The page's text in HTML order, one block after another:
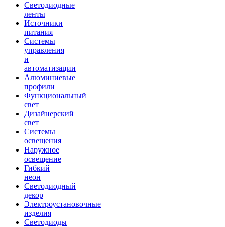
Светодиодные
ленты
Источники
питания
Системы
управления
и
автоматизации
Алюминиевые
профили
Функциональный
свет
Дизайнерский
свет
Системы
освещения
Наружное
освещение
Гибкий
неон
Светодиодный
декор
Электроустановочные
изделия
Светодиоды